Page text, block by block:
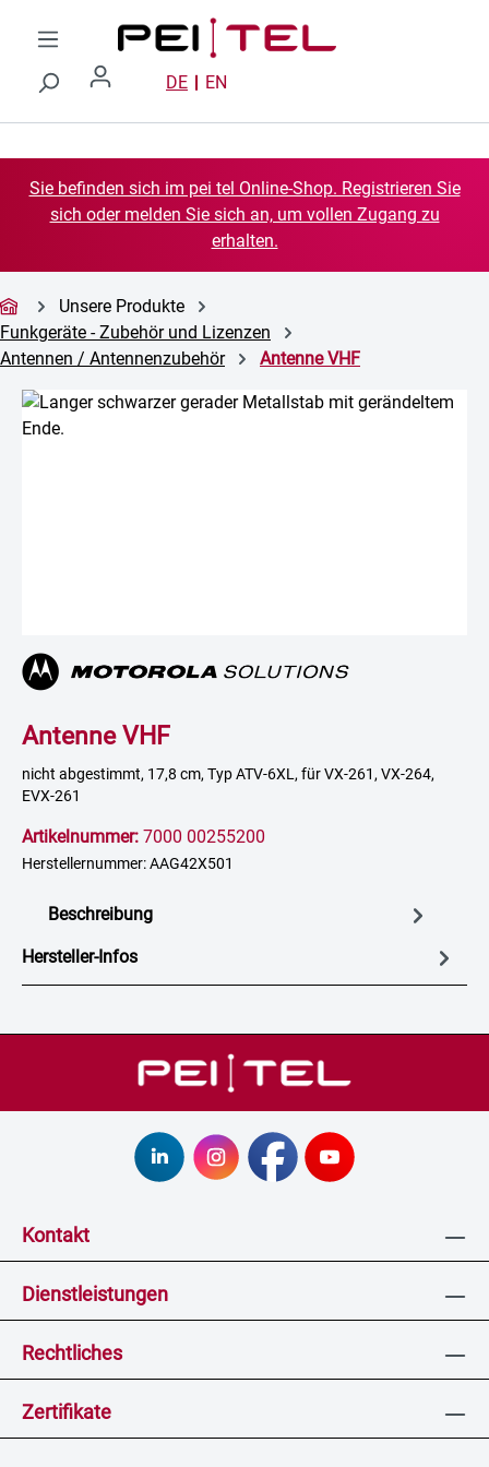
Zum Hauptinhalt springen
DE EN
Sie befinden sich im pei tel Online-Shop. Registrieren Sie
sich oder melden Sie sich an, um vollen Zugang zu
erhalten.
Unsere Produkte
Funkgeräte - Zubehör und Lizenzen
Antennen / Antennenzubehör
Antenne VHF
Bildergalerie überspringen
Antenne VHF
nicht abgestimmt, 17,8 cm, Typ ATV-6XL, für VX-261, VX-264,
EVX-261
Artikelnummer: 7000 00255200
Herstellernummer: AAG42X501
Beschreibung
Hersteller-Infos
Kontakt
Dienstleistungen
Rechtliches
Zertifikate